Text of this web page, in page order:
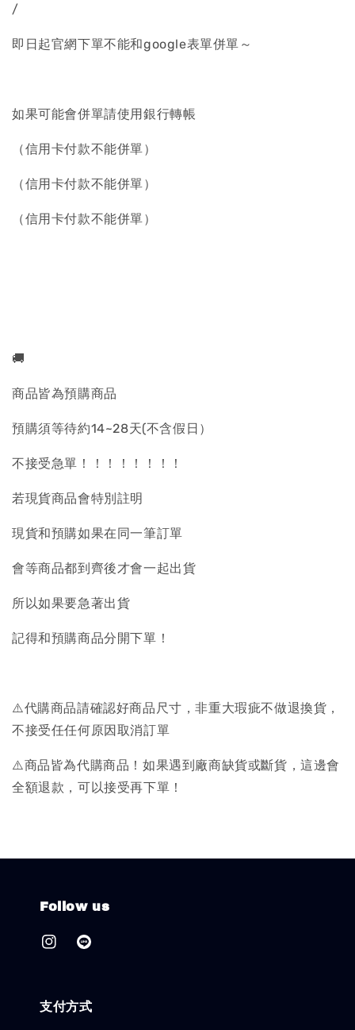
/
即日起官網下單不能和google表單併單～
如果可能會併單請使用銀行轉帳
（信用卡付款不能併單）
（信用卡付款不能併單）
（信用卡付款不能併單）
🚚
商品皆為預購商品
預購須等待約14~28天(不含假日）
不接受急單！！！！！！！！
若現貨商品會特別註明
現貨和預購如果在同一筆訂單
會等商品都到齊後才會一起出貨
所以如果要急著出貨
記得和預購商品分開下單！
⚠️代購商品請確認好商品尺寸，非重大瑕疵不做退換貨，
不接受任任何原因取消訂單
⚠️商品皆為代購商品！如果遇到廠商缺貨或斷貨，這邊會
全額退款，可以接受再下單！
Follow us
支付方式